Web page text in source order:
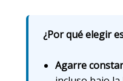
¿Por qué elegir
Agarre